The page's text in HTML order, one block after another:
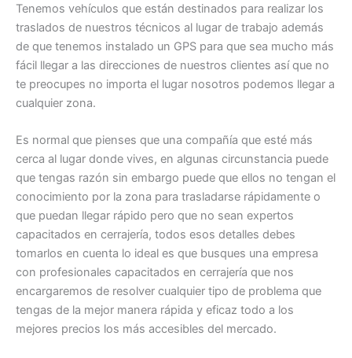
Tenemos vehículos que están destinados para realizar los
traslados de nuestros técnicos al lugar de trabajo además
de que tenemos instalado un GPS para que sea mucho más
fácil llegar a las direcciones de nuestros clientes así que no
te preocupes no importa el lugar nosotros podemos llegar a
cualquier zona.
Es normal que pienses que una compañía que esté más
cerca al lugar donde vives, en algunas circunstancia puede
que tengas razón sin embargo puede que ellos no tengan el
conocimiento por la zona para trasladarse rápidamente o
que puedan llegar rápido pero que no sean expertos
capacitados en cerrajería, todos esos detalles debes
tomarlos en cuenta lo ideal es que busques una empresa
con profesionales capacitados en cerrajería que nos
encargaremos de resolver cualquier tipo de problema que
tengas de la mejor manera rápida y eficaz todo a los
mejores precios los más accesibles del mercado.